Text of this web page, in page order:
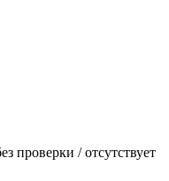
проверки / отсутствует